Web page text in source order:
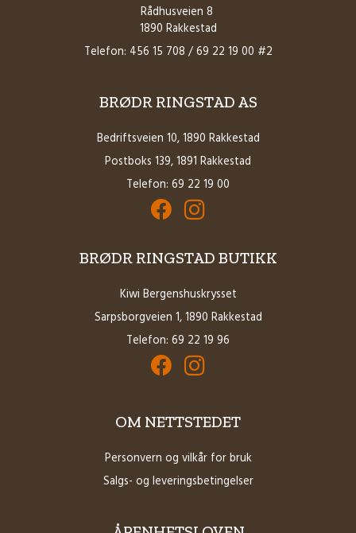
Rådhusveien 8
1890 Rakkestad
Telefon: 456 15 708 / 69 22 19 00 #2
BRØDR RINGSTAD AS
Bedriftsveien 10, 1890 Rakkestad
Postboks 139, 1891 Rakkestad
Telefon: 69 22 19 00
BRØDR RINGSTAD BUTIKK
Kiwi Bergenshuskrysset
Sarpsborgveien 1, 1890 Rakkestad
Telefon: 69 22 19 96
OM NETTSTEDET
Personvern og vilkår for bruk
Salgs- og leveringsbetingelser